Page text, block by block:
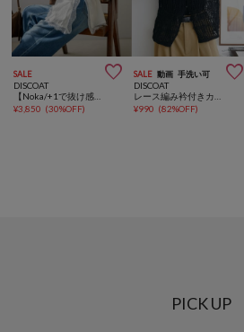
SALE 
DISCOAT
¥3,850 (30%OFF)
SALE 動画 手洗い可 
DISCOAT
¥990 (82%OFF)
PICK UP